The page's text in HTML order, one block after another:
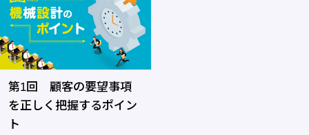
第1回 顧客の要望事項
を正しく把握するポイン
ト